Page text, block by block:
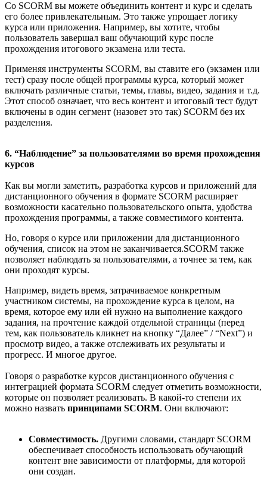
Со SCORM вы можете объединить контент и курс и сделать
его более привлекательным. Это также упрощает логику
курса или приложения. Например, вы хотите, чтобы
пользователь завершал ваш обучающий курс после
прохождения итогового экзамена или теста.
Применяя инструменты SCORM, вы ставите его (экзамен или
тест) сразу после общей программы курса, который может
включать различные статьи, темы, главы, видео, задания и т.д.
Этот способ означает, что весь контент и итоговый тест будут
включены в один сегмент (назовет это так) SCORM без их
разделения.
6. “Наблюдение” за пользователями во время прохождения
курсов
Как вы могли заметить, разработка курсов и приложений для
дистанционного обучения в формате SCORM расширяет
возможности касательно пользовательского опыта, удобства
прохождения программы, а также совместимого контента.
Но, говоря о курсе или приложении для дистанционного
обучения, список на этом не заканчивается.SCORM также
позволяет наблюдать за пользователями, а точнее за тем, как
они проходят курсы.
Например, видеть время, затрачиваемое конкретным
участником системы, на прохождение курса в целом, на
время, которое ему или ей нужно на выполнение каждого
задания, на прочтение каждой отдельной страницы (перед
тем, как пользователь кликнет на кнопку “Далее” / “Next”) и
просмотр видео, а также отслеживать их результаты и
прогресс. И многое другое.
Говоря о разработке курсов дистанционного обучения с
интеграцией формата SCORM следует отметить возможности,
которые он позволяет реализовать. В какой-то степени их
можно назвать принципами SCORM. Они включают:
Совместимость. Другими словами, стандарт SCORM
обеспечивает способность использовать обучающий
контент вне зависимости от платформы, для которой
они создан.